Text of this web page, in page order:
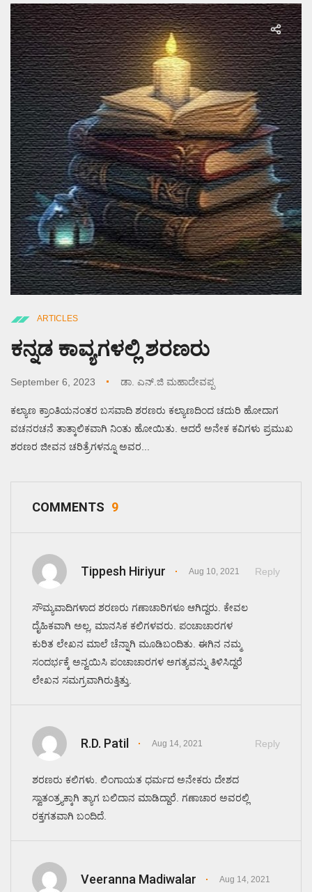
ARTICLES
ಕನ್ನಡ ಕಾವ್ಯಗಳಲ್ಲಿ ಶರಣರು
September 6, 2023 ಡಾ. ಎನ್.ಜಿ ಮಹಾದೇವಪ್ಪ
ಕಲ್ಯಾಣ ಕ್ರಾಂತಿಯನಂತರ ಬಸವಾದಿ ಶರಣರು ಕಲ್ಯಾಣದಿಂದ ಚದುರಿ ಹೋದಾಗ
ವಚನರಚನೆ ತಾತ್ಕಾಲಿಕವಾಗಿ ನಿಂತು ಹೋಯಿತು. ಆದರೆ ಅನೇಕ ಕವಿಗಳು ಪ್ರಮುಖ
ಶರಣರ ಜೀವನ ಚರಿತ್ರೆಗಳನ್ನೂ ಅವರ...
COMMENTS 9
Tippesh Hiriyur Aug 10, 2021 Reply
ಸೌಮ್ಯವಾದಿಗಳಾದ ಶರಣರು ಗಣಾಚಾರಿಗಳೂ ಆಗಿದ್ದರು. ಕೇವಲ
ದೈಹಿಕವಾಗಿ ಅಲ್ಲ, ಮಾನಸಿಕ ಕಲಿಗಳವರು. ಪಂಚಾಚಾರಗಳ
ಕುರಿತ ಲೇಖನ ಮಾಲೆ ಚೆನ್ನಾಗಿ ಮೂಡಿಬಂದಿತು. ಈಗಿನ ನಮ್ಮ
ಸಂದರ್ಭಕ್ಕೆ ಅನ್ವಯಿಸಿ ಪಂಚಾಚಾರಗಳ ಅಗತ್ಯವನ್ನು ತಿಳಿಸಿದ್ದರೆ
ಲೇಖನ ಸಮಗ್ರವಾಗಿರುತ್ತಿತ್ತು.
R.D. Patil Aug 14, 2021 Reply
ಶರಣರು ಕಲಿಗಳು. ಲಿಂಗಾಯತ ಧರ್ಮದ ಅನೇಕರು ದೇಶದ
ಸ್ವಾತಂತ್ರ್ಯಕ್ಕಾಗಿ ತ್ಯಾಗ ಬಲಿದಾನ ಮಾಡಿದ್ದಾರೆ. ಗಣಾಚಾರ ಅವರಲ್ಲಿ
ರಕ್ತಗತವಾಗಿ ಬಂದಿದೆ.
Veeranna Madiwalar Aug 14, 2021